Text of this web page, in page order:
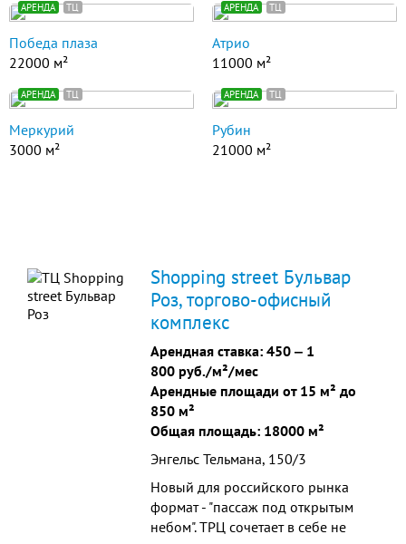
АРЕНДА ТЦ
Победа плаза
22000 м²
АРЕНДА ТЦ
Атрио
11000 м²
АРЕНДА ТЦ
Меркурий
3000 м²
АРЕНДА ТЦ
Рубин
21000 м²
Shopping street Бульвар
Роз, торгово-офисный
комплекс
Арендная ставка: 450 ‒ 1
800 руб./м²/мес
Арендные площади от 15 м² до
850 м²
Общая площадь: 18000 м²
Энгельс Тельмана, 150/3
Новый для российского рынка
формат - "пассаж под открытым
небом". ТРЦ сочетает в себе не